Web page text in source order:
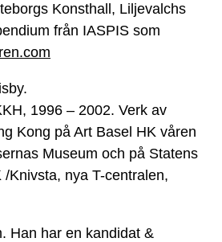
Konsthall, Liljevalchs
från IASPIS som
1996 – 2002. Verk av
Kong på Art Basel HK våren
Museum och på Statens
Knivsta, nya T-centralen,
Han har en kandidat &